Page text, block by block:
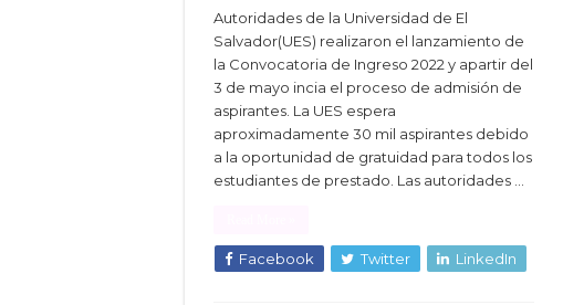
Autoridades de la Universidad de El
Salvador(UES) realizaron el lanzamiento de
la Convocatoria de Ingreso 2022 y apartir del
3 de mayo incia el proceso de admisión de
aspirantes. La UES espera
aproximadamente 30 mil aspirantes debido
a la oportunidad de gratuidad para todos los
estudiantes de prestado. Las autoridades …
Facebook Twitter LinkedIn